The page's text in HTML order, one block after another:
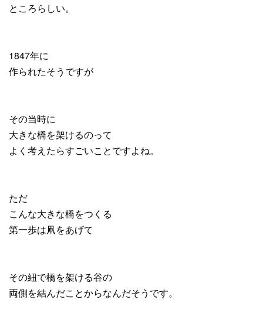
ところらしい。
1847年に
作られたそうですが
その当時に
大きな橋を架けるのって
よく考えたらすごいことですよね。
ただ
こんな大きな橋をつくる
第一歩は凧をあげて
その紐で橋を架ける谷の
両側を結んだことからなんだそうです。